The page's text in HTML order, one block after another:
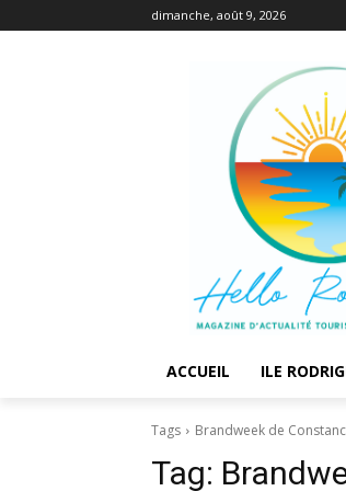
dimanche, août 9, 2026
ACCUEIL ILE
Tags Brandweek de
Tag: